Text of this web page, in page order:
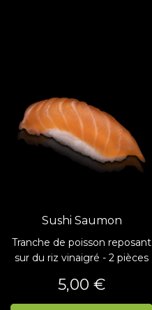
Sushi Saumon
Tranche de poisson reposant
sur du riz vinaigré - 2 pièces
Prix
5,00 €